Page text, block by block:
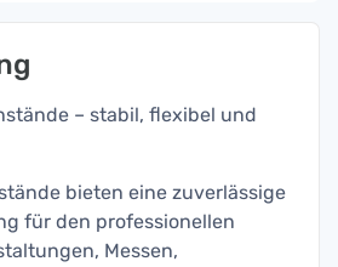
– stabil, flexibel und
bieten eine zuverlässige
für den professionellen
Messen,